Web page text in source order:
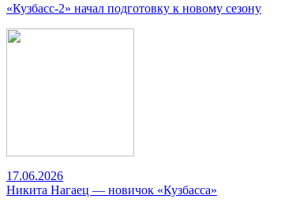
«Кузбасс-2» начал подготовку к новому сезону
17.06.2026
Никита Нагаец — новичок «Кузбасса»